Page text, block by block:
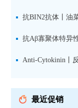
设计方案
抗BIN2抗体丨油
究数据特异性
抗Aβ寡聚体特异
活细胞实验
Anti-Cytokinin丨
最近促销